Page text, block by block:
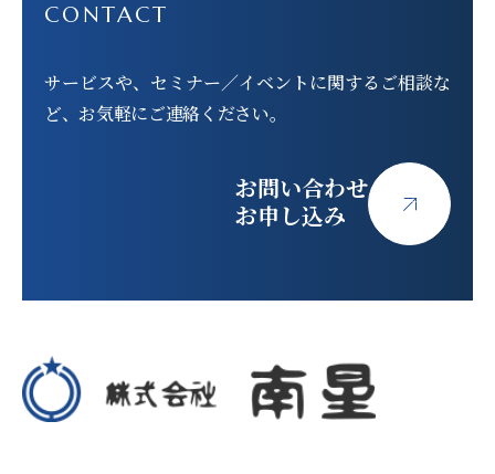
CONTACT
サービスや、セミナー／イベントに関する ご相談な
ど、お気軽にご連絡ください。
お問い合わせ
お申し込み